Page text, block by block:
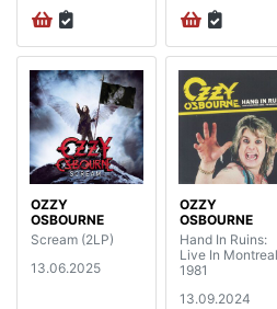
OZZY
OSBOURNE
Scream (2LP)
13.06.2025
OZZY
OSBOURNE
Hand In Ruins:
Live In Montreal
1981
13.09.2024